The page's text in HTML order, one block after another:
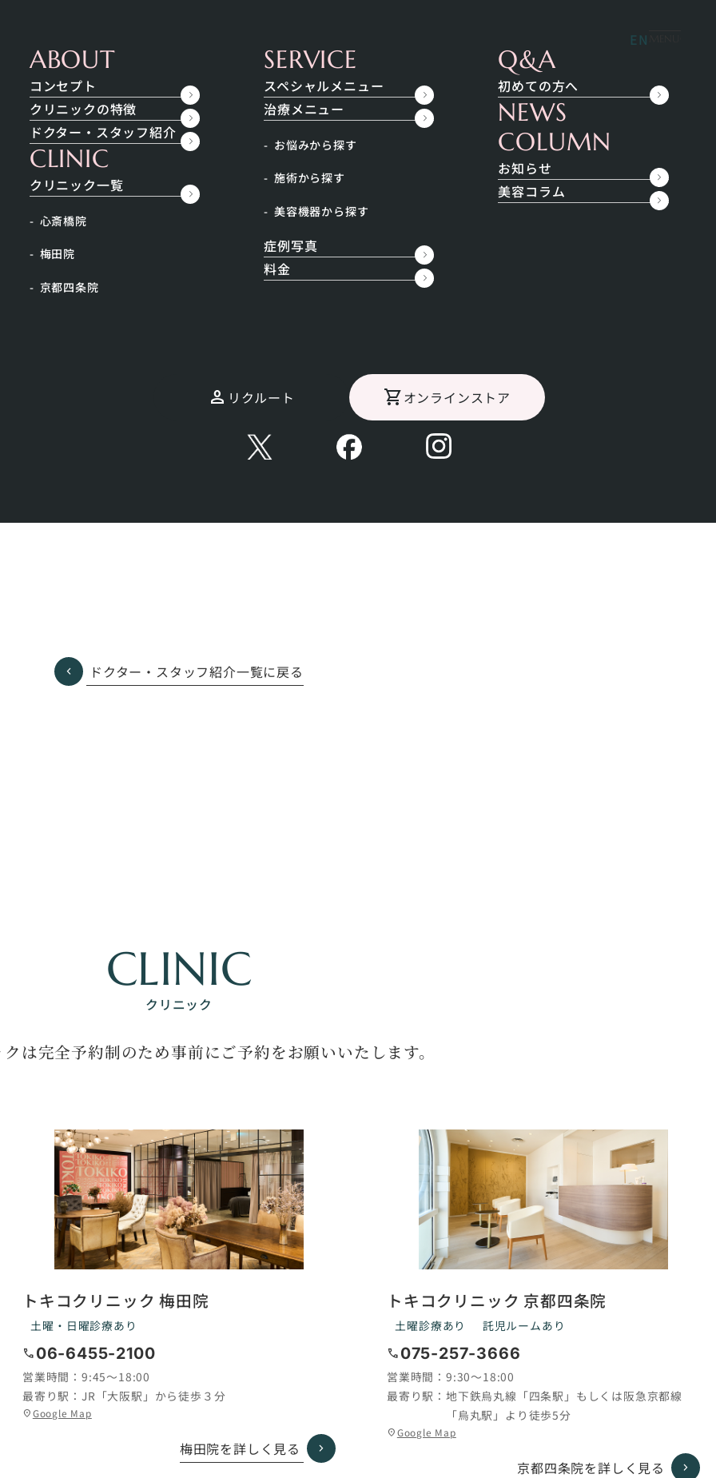
EN
ABOUT
コンセプト
クリニックの特徴
ドクター・スタッフ紹介
CLINIC
クリニック一覧
心斎橋院
梅田院
京都四条院
SERVICE
スペシャルメニュー
治療メニュー
お悩みから探す
施術から探す
美容機器から探す
症例写真
料金
Q&A
初めての方へ
NEWS
COLUMN
お知らせ
美容コラム
リクルート オンラインストア
search
閉じる
是非させてくだ
ドクター・スタッフ紹介一覧に戻る
CLINIC
クリニック
は完全予約制のため事前にご予約をお願いいたします。
トキコクリニック 梅田院
土曜・日曜診療あり
call 06-6455-2100
営業時間： 9:45〜18:00
最寄り駅： JR「大阪駅」から徒歩３分
location_on Google Map
グ
梅田院を詳しく見る
トキコクリニック 京都四条院
土曜診療あり
託児ルームあり
call 075-257-3666
営業時間： 9:30〜18:00
最寄り駅： 地下鉄烏丸線「四条駅」もしくは阪急京都線
「烏丸駅」より徒歩5分
location_on Google Map
グ
京都四条院を詳しく見る